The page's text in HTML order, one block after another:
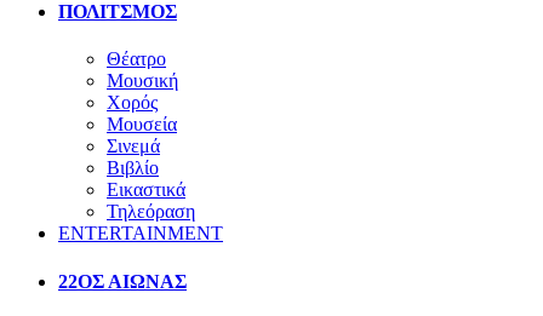
ΠΟΛΙΤΣΜΟΣ
Θέατρο
Μουσική
Χορός
Μουσεία
Σινεμά
Βιβλίο
Εικαστικά
Τηλεόραση
ENTERTAINMENT
22ΟΣ ΑΙΩΝΑΣ